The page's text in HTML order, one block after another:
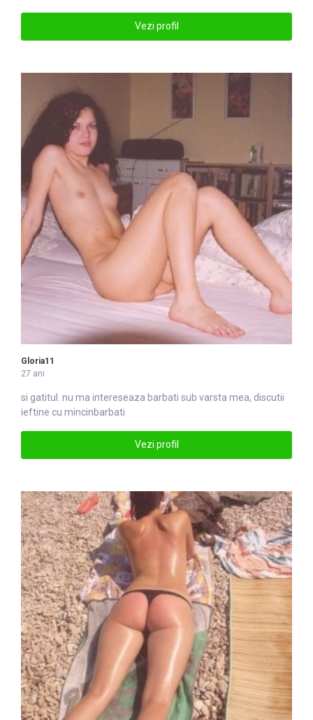
Vezi profil
Gloria11
27 ani
si gatitul. nu ma intereseaza barbati sub varsta mea, discutii
ieftine cu mincinbarbati
Vezi profil